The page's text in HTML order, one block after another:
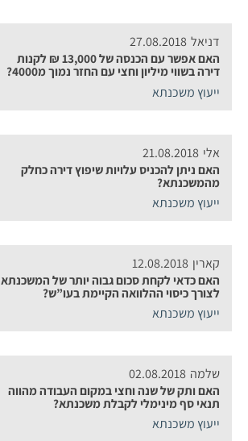
דניאל 27.08.2018
האם אפשר עם הכנסה של 13,000 ₪ לקנות
דירה בשווי מיליון וחצי עם החזר נמוך מ4000?
ייעוץ משכנתא
אלי 21.08.2018
האם ניתן להכניס עלויות שיפוץ דירה כחלק
מהמשכנתא?
ייעוץ משכנתא
קארין 12.08.2018
האם כדאי לקחת סכום גבוה יותר של המשכנתא
לצורך כיסוי ההלוואה הקיימת בעו”ש?
ייעוץ משכנתא
שלמה 02.08.2018
האם ותק של שנה וחצי במקום העבודה מהווה
תנאי סף מינימלי לקבלת משכנתא?
ייעוץ משכנתא